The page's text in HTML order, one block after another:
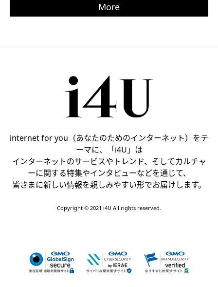
More
internet for you（あなたのためのインターネット）をテ
ーマに、「i4U」は
インターネットのサービスやトレンド、そしてカルチャ
ーに関する特集やインタビューなどを通じて、
皆さまに新しい情報を親しみやすい形でお届けします。
Copyright © 2021 i4U All rights reserved.